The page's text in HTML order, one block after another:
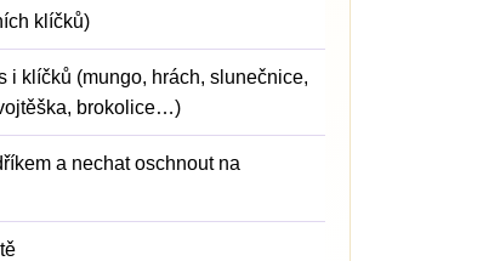
klíčků)
i klíčků (mungo, hrách, slunečnice,
brokolice…)
a nechat oschnout na